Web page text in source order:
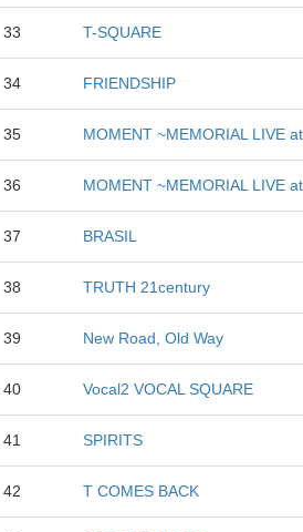
33 T-SQUARE
34 FRIENDSHIP
35 MOMENT ~MEMORIAL LIVE
36 MOMENT ~MEMORIAL LIVE
37 BRASIL
38 TRUTH 21century
39 New Road, Old Way
40 Vocal2 VOCAL SQUARE
41 SPIRITS
42 T COMES BACK